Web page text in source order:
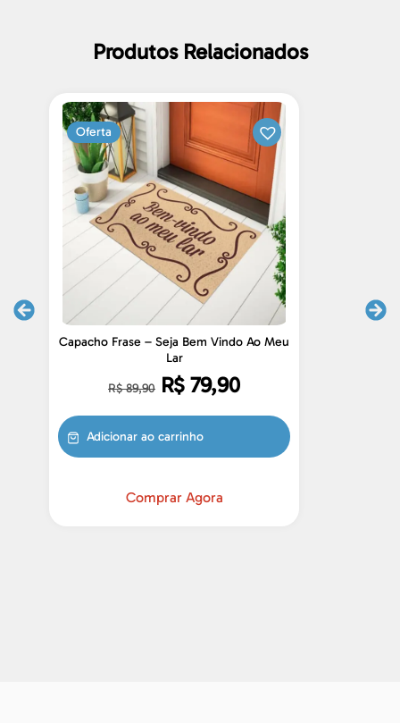
Produtos Relacionados
Oferta
Capacho Frase – Seja Bem Vindo Ao Meu
Lar
R$89,90 R$ 79,90
Adicionar ao carrinho
Comprar Agora